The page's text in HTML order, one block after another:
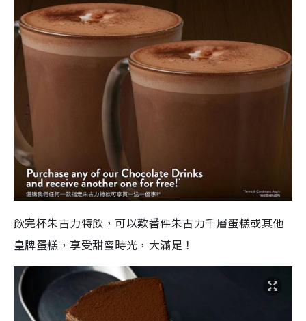
飲完杯朱古力特飲，可以歎番件朱古力千層蛋糕或其他
皇牌蛋糕，享受甜蜜時光，大滿足！